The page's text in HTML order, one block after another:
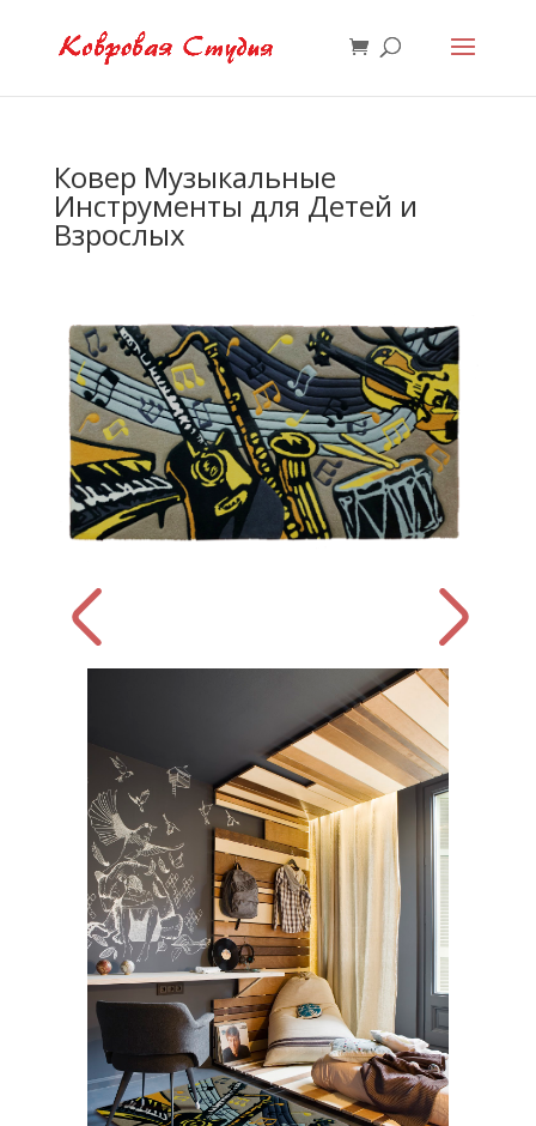
Ковер Музыкальные
Инструменты для Детей и
Взрослых